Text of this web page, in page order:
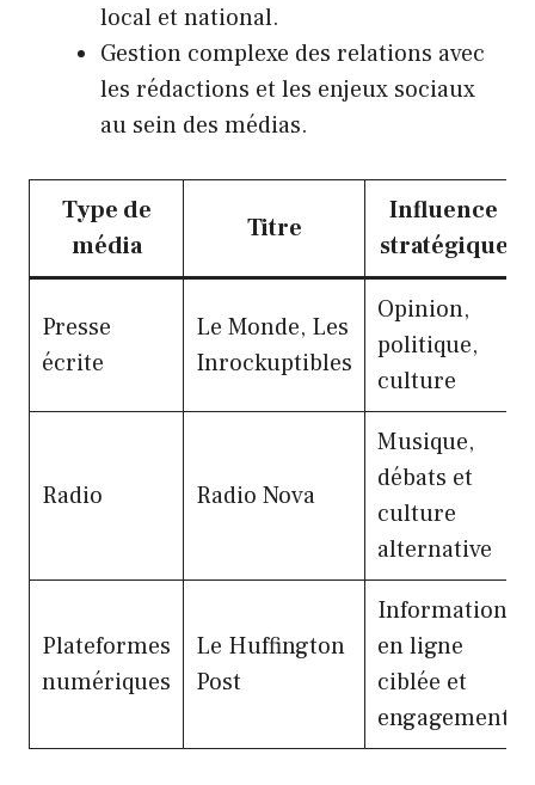
local et national.
Gestion complexe des relations avec
les rédactions et les enjeux sociaux
au sein des médias.
Type de
média
Titre
Influence
stratégique
Presse
écrite
Le Monde, Les
Inrockuptibles
Opinion,
politique,
culture
Radio Radio Nova
Musique,
débats et
culture
alternative
Plateformes
numériques
Le Huffington
Post
Information
en ligne
ciblée et
engagement